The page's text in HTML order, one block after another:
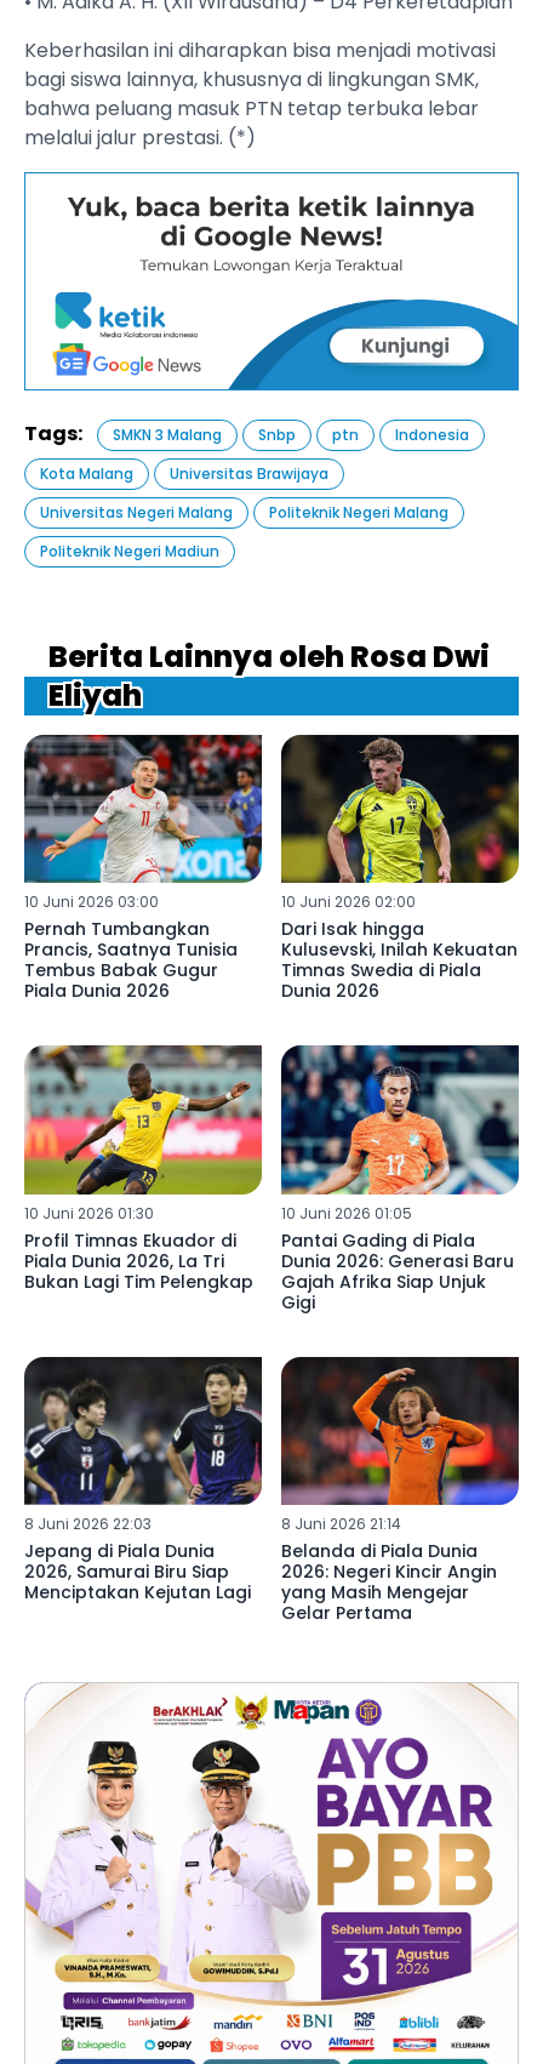
Keberhasilan ini diharapkan bisa menjadi motivasi
bagi siswa lainnya, khususnya di lingkungan SMK,
bahwa peluang masuk PTN tetap terbuka lebar
melalui jalur prestasi. (*)
Tags: SMKN 3 Malang Snbp ptn
Indonesia
Kota Malang
Universitas Brawijaya
Universitas Negeri Malang
Politeknik Negeri Malang
Politeknik Negeri Madiun
Berita Lainnya oleh Rosa Dwi
Eliyah
10 Juni 2026 03:00
Pernah Tumbangkan
Prancis, Saatnya Tunisia
Tembus Babak Gugur
Piala Dunia 2026
10 Juni 2026 02:00
Dari Isak hingga
Kulusevski, Inilah Kekuatan
Timnas Swedia di Piala
Dunia 2026
10 Juni 2026 01:30
Profil Timnas Ekuador di
Piala Dunia 2026, La Tri
Bukan Lagi Tim Pelengkap
10 Juni 2026 01:05
Pantai Gading di Piala
Dunia 2026: Generasi Baru
Gajah Afrika Siap Unjuk
Gigi
8 Juni 2026 22:03
Jepang di Piala Dunia
2026, Samurai Biru Siap
Menciptakan Kejutan Lagi
8 Juni 2026 21:14
Belanda di Piala Dunia
2026: Negeri Kincir Angin
yang Masih Mengejar
Gelar Pertama